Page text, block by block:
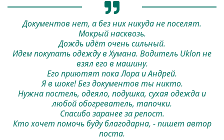
Документов нет, а без них никуда не поселят.
Мокрый насквозь.
Дождь идёт очень сильный.
Идем покупать одежду в Хумана. Водитель Uklon не
взял его в машину.
Его приютят пока Лора и Андрей.
Я в шоке! Без документов ты никто.
Нужна постель, одеяло, подушка, сухая одежда и
любой обогреватель, тапочки.
Спасибо заранее за репост.
Кто хочет помочь буду благодарна, - пишет автор
поста.